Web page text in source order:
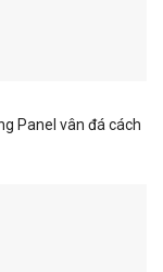
Panel vân đá cách